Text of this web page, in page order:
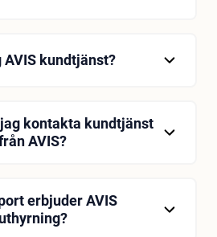
kundtjänst?
i sociala medier finns på
kontakta kundtjänst
AVIS?
avbokningar.
erbjuder AVIS